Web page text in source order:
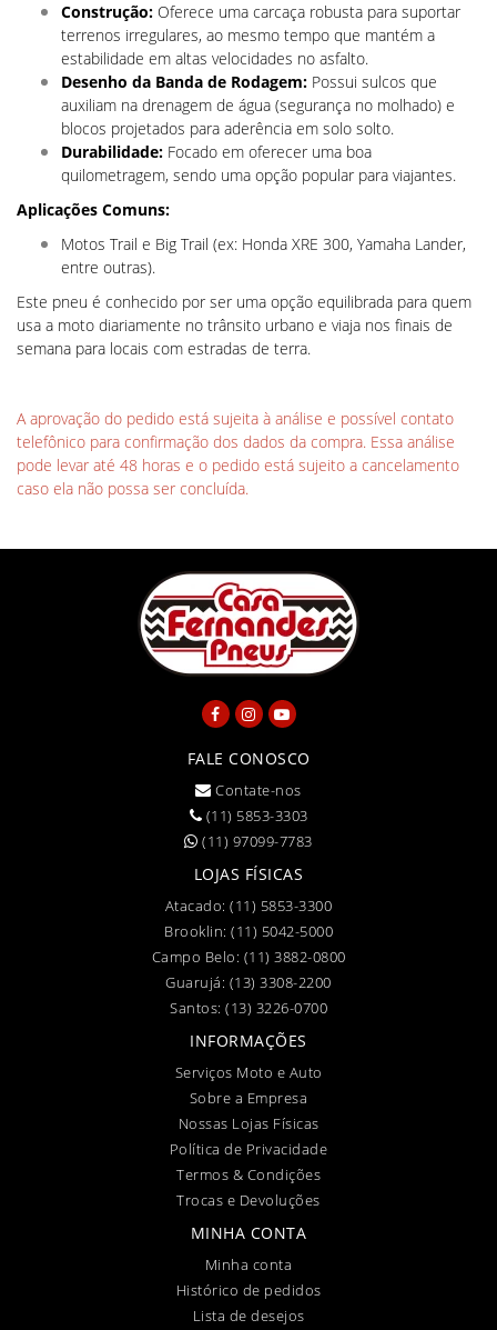
Construção: Oferece uma carcaça robusta para suportar
terrenos irregulares, ao mesmo tempo que mantém a
estabilidade em altas velocidades no asfalto.
Desenho da Banda de Rodagem: Possui sulcos que
auxiliam na drenagem de água (segurança no molhado) e
blocos projetados para aderência em solo solto.
Durabilidade: Focado em oferecer uma boa
quilometragem, sendo uma opção popular para viajantes.
Aplicações Comuns:
Motos Trail e Big Trail (ex: Honda XRE 300, Yamaha Lander,
entre outras).
Este pneu é conhecido por ser uma opção equilibrada para quem
usa a moto diariamente no trânsito urbano e viaja nos finais de
semana para locais com estradas de terra.
A aprovação do pedido está sujeita à análise e possível contato
telefônico para confirmação dos dados da compra. Essa análise
pode levar até 48 horas e o pedido está sujeito a cancelamento
caso ela não possa ser concluída.
FALE CONOSCO
Contate-nos
(11) 5853-3303
(11) 97099-7783
LOJAS FÍSICAS
Atacado:(11) 5853-3300
Brooklin: (11) 5042-5000
Campo Belo: (11) 3882-0800
Guarujá: (13) 3308-2200
Santos: (13) 3226-0700
INFORMAÇÕES
Serviços Moto e Auto
Sobre a Empresa
Nossas Lojas Físicas
Política de Privacidade
Termos & Condições
Trocas e Devoluções
MINHA CONTA
Minha conta
Histórico de pedidos
Lista de desejos